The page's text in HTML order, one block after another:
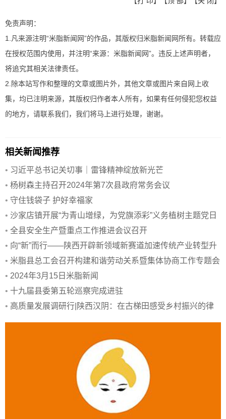
免责声明：
1.凡来源注明“米脂新闻网”的作品，其版权归米脂新闻网所有。转载应
在授权范围内使用，并注明“来源：米脂新闻网”。违反上述声明者，
将追究其相关法律责任。
2.除本站写作和整理的文章或图片外，其他文章或图片来自网上收
集，均已注明来源，其版权归作者本人所有，如果有任何侵犯您权益
的地方，请联系我们，我们将马上进行处理，谢谢。
相关新闻推荐
• 习近平总书记关切事｜雷锋精神绽放新光芒
• 杨树森主持召开2024年第7次县政府常务会议
• 守住钱袋子 护好幸福家
• 沙家店镇开展“为青山增绿，为党旗添彩”义务植树主题党日
活动
• 全县安全生产暨重点工作推进会议召开
• 向“新”而行——陕西开辟新领域新赛道加速传统产业转型升
级
• 米脂县总工会召开构建和谐劳动关系暨集体协商工作专题会
议
• 2024年3月15日米脂新闻
• 十九届县委第五轮巡察完成进驻
• 高质量发展调研行|陕西汉阴：在古梯田感受乡村振兴的律
动